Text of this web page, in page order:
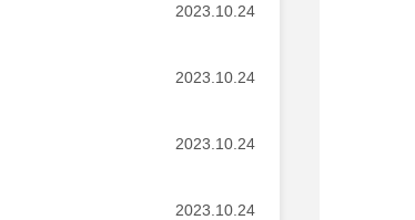
2023.10.24
2023.10.24
2023.10.24
2023.10.24